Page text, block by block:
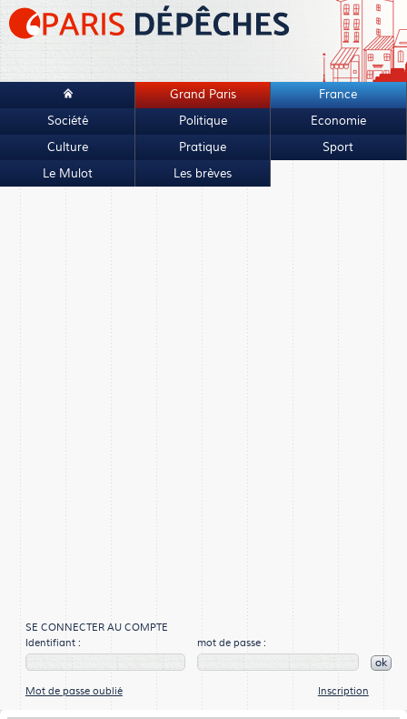
Grand Paris
France
Société
Politique
Economie
Culture
Pratique
Sport
Le Mulot
Les brèves
SE CONNECTER AU COMPTE
Identifiant :
mot de passe :
ok
Mot de passe oublié Inscription